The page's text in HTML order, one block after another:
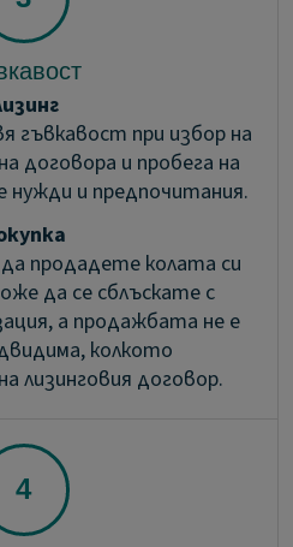
гъвкавост при избор на
договора и пробега на
и предпочитания.
продадете колата си
да се сблъскате с
а продажбата не е
колкото
лизинговия договор.